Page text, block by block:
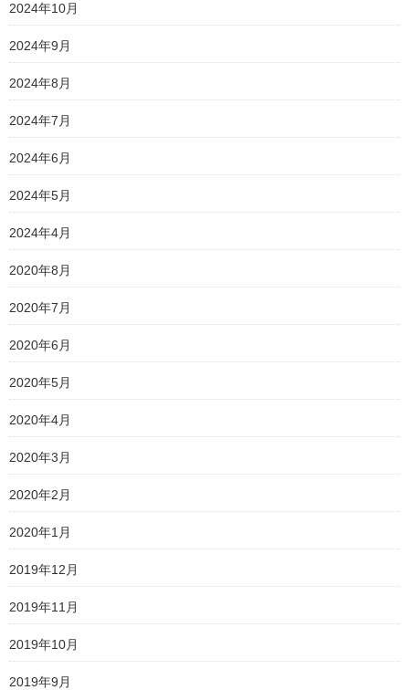
2024年10月
2024年9月
2024年8月
2024年7月
2024年6月
2024年5月
2024年4月
2020年8月
2020年7月
2020年6月
2020年5月
2020年4月
2020年3月
2020年2月
2020年1月
2019年12月
2019年11月
2019年10月
2019年9月